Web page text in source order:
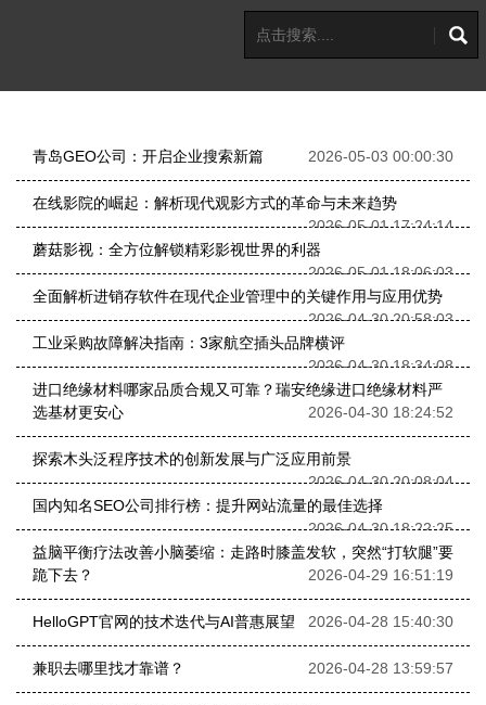
青岛GEO公司：开启企业搜索新篇 2026-05-03 00:00:30
在线影院的崛起：解析现代观影方式的革命与未来趋势
2026-05-01 17:24:14
蘑菇影视：全方位解锁精彩影视世界的利器
2026-05-01 18:06:03
全面解析进销存软件在现代企业管理中的关键作用与应用优势
2026-04-30 20:58:03
工业采购故障解决指南：3家航空插头品牌横评
2026-04-30 18:34:08
进口绝缘材料哪家品质合规又可靠？瑞安绝缘进口绝缘材料严
选基材更安心
2026-04-30 18:24:52
探索木头泛程序技术的创新发展与广泛应用前景
2026-04-30 20:08:04
国内知名SEO公司排行榜：提升网站流量的最佳选择
2026-04-30 18:22:25
益脑平衡疗法改善小脑萎缩：走路时膝盖发软，突然“打软腿”要
跪下去？
2026-04-29 16:51:19
HelloGPT官网的技术迭代与AI普惠展望 2026-04-28 15:40:30
兼职去哪里找才靠谱？ 2026-04-28 13:59:57